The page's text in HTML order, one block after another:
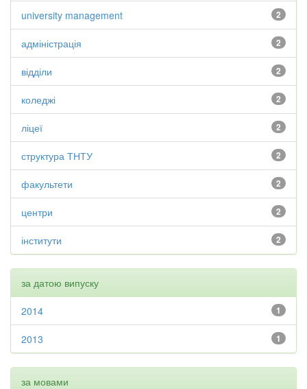
2
university management
2
адміністрація
2
відділи
2
коледжі
2
ліцеї
2
структура ТНТУ
2
факультети
2
центри
2
інститути
за датою випуску
1
2014
1
2013
за мовами